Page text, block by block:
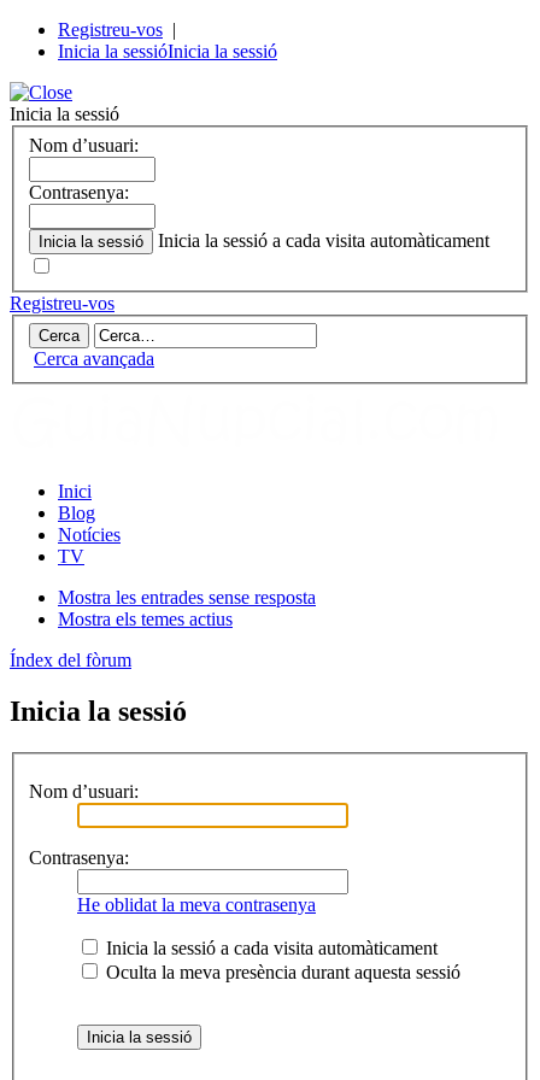
Registreu-vos |
Inicia la sessióInicia la sessió
Inicia la sessió
Nom d’usuari:
Contrasenya:
Inicia la sessió a cada visita automàticament
Registreu-vos
Cerca avançada
Inici
Blog
Notícies
TV
Mostra les entrades sense resposta
Mostra els temes actius
Índex del fòrum
Inicia la sessió
Nom d’usuari:
Contrasenya:
He oblidat la meva contrasenya
Inicia la sessió a cada visita automàticament
Oculta la meva presència durant aquesta sessió